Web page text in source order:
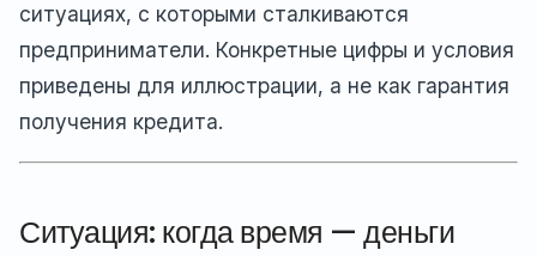
ситуациях, с которыми сталкиваются
предприниматели. Конкретные цифры и условия
приведены для иллюстрации, а не как гарантия
получения кредита.
Ситуация: когда время — деньги